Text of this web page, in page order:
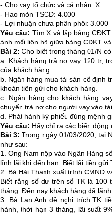
- Cho vay tổ chức và cá nhân: X
- Hao mòn TSCĐ: 4.000
- Lợi nhuận chưa phân phối: 3.000
Yêu cầu: Tìm X và lập bảng
ánh mối liên hệ giữa bảng CĐKT
Bài 2: Cho biết trong tháng 01/N
a. Khách hàng trả nợ vay 120 tr,
của khách hàng.
b. Ngân hàng mua tài sản cố định
khoản tiền gửi cho khách hàng.
c. Ngân hàng cho khách hàng
chuyển trả nợ cho người vay vào
d. Phát hành kỳ phiếu đúng mệnh
Yêu cầu: Hãy chỉ ra các biến động
Bài 3: Trong ngày 01/03/2020, tại
như sau:
1. Ông Nam nộp vào Ngân Hàng
lĩnh lãi khi đến hạn. Biết lãi tiền gửi
2. Bà Hải Thanh xuất trình CMND
Biết rằng số dư trên sổ TK là 100
tháng. Đến nay khách hàng đã
3. Bà Lan Anh đề nghị trích TK
hành, thời hạn 3 tháng, lãi suất